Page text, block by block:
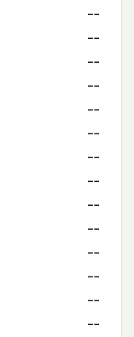
--
--
--
--
--
--
--
--
--
--
--
--
--
--